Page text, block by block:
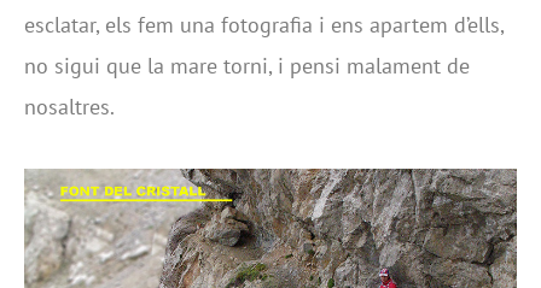
esclatar, els fem una fotografia i ens apartem d’ells,
no sigui que la mare torni, i pensi malament de
nosaltres.